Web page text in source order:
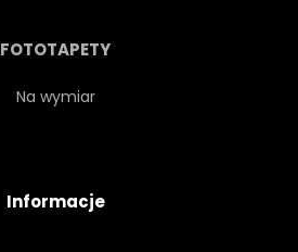
DATA
FOTOTAPETY
Na wymiar
Informacje